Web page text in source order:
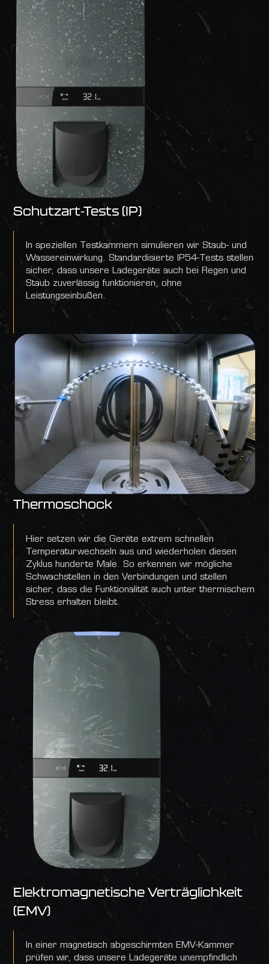
Schutzart-Tests (IP)
In speziellen Testkammern simulieren wir Staub- und
Wassereinwirkung. Standardisierte IP54-Tests stellen
sicher, dass unsere Ladegeräte auch bei Regen und
Staub zuverlässig funktionieren, ohne
Leistungseinbußen.
Thermoschock
Hier setzen wir die Geräte extrem schnellen
Temperaturwechseln aus und wiederholen diesen
Zyklus hunderte Male. So erkennen wir mögliche
Schwachstellen in den Verbindungen und stellen
sicher, dass die Funktionalität auch unter thermischem
Stress erhalten bleibt.
Elektromagnetische Verträglichkeit
(EMV)
In einer magnetisch abgeschirmten EMV-Kammer
prüfen wir, dass unsere Ladegeräte unempfindlich